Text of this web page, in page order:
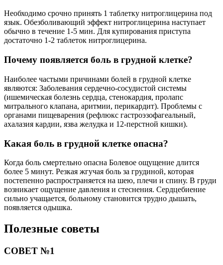
Необходимо срочно принять 1 таблетку нитроглицерина под
язык. Обезболивающий эффект нитроглицерина наступает
обычно в течение 1-5 мин. Для купирования приступа
достаточно 1-2 таблеток нитроглицерина.
Почему появляется боль в грудной клетке?
Наиболее частыми причинами болей в грудной клетке
являются: Заболевания сердечно-сосудистой системы
(ишемическая болезнь сердца, стенокардия, пролапс
митрального клапана, аритмии, перикардит). Проблемы с
органами пищеварения (рефлюкс гастроэзофагеальный,
ахалазия кардии, язва желудка и 12-перстной кишки).
Какая боль в грудной клетке опасна?
Когда боль смертельно опасна Болевое ощущение длится
более 5 минут. Резкая жгучая боль за грудиной, которая
постепенно распространяется на шею, плечи и спину. В груди
возникает ощущение давления и стеснения. Сердцебиение
сильно учащается, больному становится трудно дышать,
появляется одышка.
Полезные советы
СОВЕТ №1